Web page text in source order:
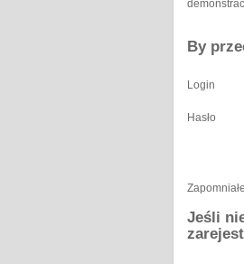
By
Login
Hasło
Jeśli